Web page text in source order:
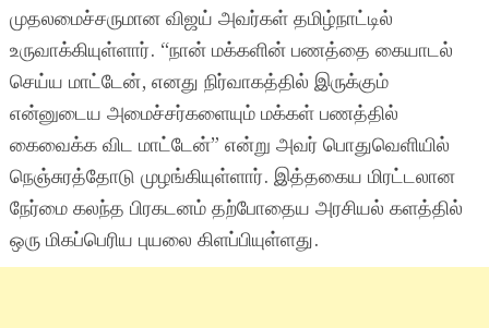
முதலமைச்சருமான விஜய் அவர்கள் தமிழ்நாட்டில்
உருவாக்கியுள்ளார். “நான் மக்களின் பணத்தை கையாடல்
செய்ய மாட்டேன், எனது நிர்வாகத்தில் இருக்கும்
என்னுடைய அமைச்சர்களையும் மக்கள் பணத்தில்
கைவைக்க விட மாட்டேன்” என்று அவர் பொதுவெளியில்
நெஞ்சுரத்தோடு முழங்கியுள்ளார். இத்தகைய மிரட்டலான
நேர்மை கலந்த பிரகடனம் தற்போதைய அரசியல் களத்தில்
ஒரு மிகப்பெரிய புயலை கிளப்பியுள்ளது.